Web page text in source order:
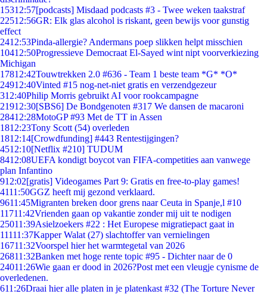
15312:57[podcasts] Misdaad podcasts #3 - Twee weken taakstraf
22512:56GR: Elk glas alcohol is riskant, geen bewijs voor gunstig
effect
2412:53Pinda-allergie? Andermans poep slikken helpt misschien
10412:50Progressieve Democraat El-Sayed wint nipt voorverkiezing
Michigan
17812:42Touwtrekken 2.0 #636 - Team 1 beste team *G* *O*
24912:40Vinted #15 nog-net-niet gratis en verzendgezeur
312:40Philip Morris gebruikt AI voor rookcampagne
21912:30[SBS6] De Bondgenoten #317 We dansen de macaroni
28412:28MotoGP #93 Met de TT in Assen
1812:23Tony Scott (54) overleden
1812:14[Crowdfunding] #443 Rentestijgingen?
4512:10[Netflix #210] TUDUM
8412:08UEFA kondigt boycot van FIFA-competities aan vanwege
plan Infantino
912:02[gratis] Videogames Part 9: Gratis en free-to-play games!
4111:50GGZ heeft mij gezond verklaard.
9611:45Migranten breken door grens naar Ceuta in Spanje,l #10
11711:42Vrienden gaan op vakantie zonder mij uit te nodigen
25011:39Asielzoekers #22 : Het Europese migratiepact gaat in
11111:37Kapper Walat (27) slachtoffer van vernielingen
16711:32Voorspel hier het warmtegetal van 2026
26811:32Banken met hoge rente topic #95 - Dichter naar de 0
24011:26Wie gaan er dood in 2026?Post met een vleugje cynisme de
overledenen.
611:26Draai hier alle platen in je platenkast #32 (The Torture Never